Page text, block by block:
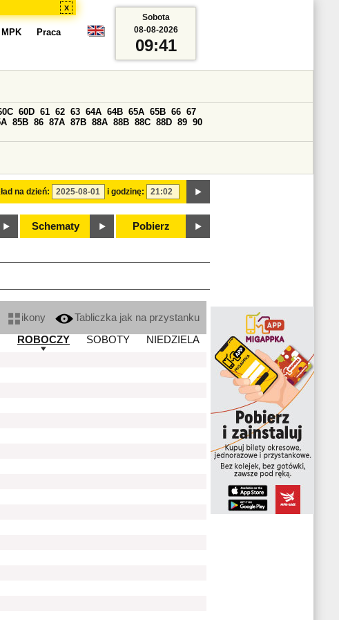
x
Praca
na dzień: i godzinę:
60D 61 62 63 64A 64B 65A 65B 66 67
85B 86 87A 87B 88A 88B 88C 88D 89 90
Schematy Pobierz
Sobota
08-08-2026
09:41
ikony
Tabliczka jak na przystanku
ROBOCZY
SOBOTY
NIEDZIELA